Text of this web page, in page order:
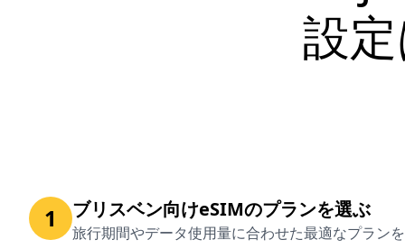
設
1 ブリスベン向けeSIMのプランを選ぶ
旅行期間やデータ使用量に合わせた最適なプラン